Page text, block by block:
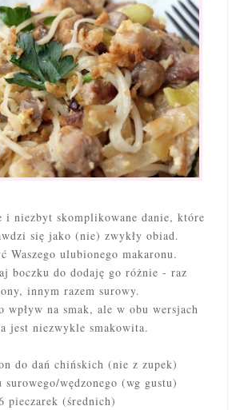
i niezbyt skomplikowane danie, które
się jako (nie) zwykły obiad.
Waszego ulubionego makaronu.
boczku do dodaję go różnie - raz
innym razem surowy.
wpływ na smak, ale w obu wersjach
jest niezwykle smakowita.
do dań chińskich (nie z zupek)
surowego/wędzonego (wg gustu)
pieczarek (średnich)